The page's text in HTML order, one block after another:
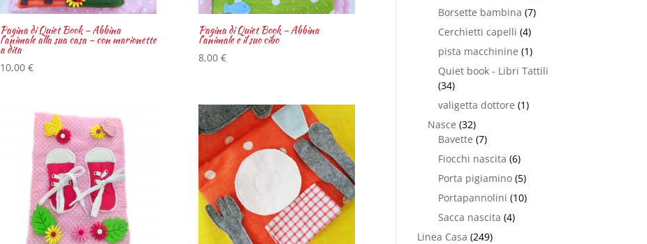
Pagina di Quiet Book – Abbina
l’animale alla sua casa – con marionette
a dita
10,00 €
Pagina di Quiet Book – Abbina
l’animale e il suo cibo
8,00 €
Borsette bambina (7)
Cerchietti capelli (4)
pista macchinine (1)
Quiet book - Libri Tattili
(34)
valigetta dottore (1)
Nasce (32)
Bavette (7)
Fiocchi nascita (6)
Porta pigiamino (5)
Portapannolini (10)
Sacca nascita (4)
Linea Casa (249)